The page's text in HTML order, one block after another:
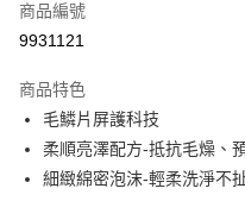
LINE Pay
街口支付
悠遊付
Google Pay
商品編號
9931121
商品特色
毛鱗片屏護科技
柔順亮澤配方-抵抗毛燥、
細緻綿密泡沫-輕柔洗淨不